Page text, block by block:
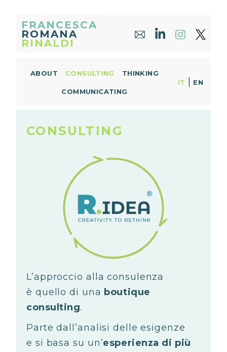
FRANCESCA
ROMANA
RINALDI
ABOUT CONSULTING THINKING
COMMUNICATING
IT | EN
CONSULTING
L’approccio alla consulenza
è quello di una boutique
consulting.
Parte dall’analisi delle esigenze
e si basa su un’esperienza di più